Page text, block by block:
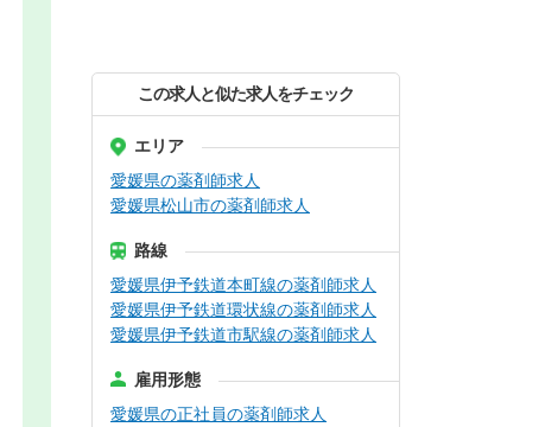
この求人と似た求人をチェック
エリア
愛媛県の薬剤師求人
愛媛県松山市の薬剤師求人
路線
愛媛県伊予鉄道本町線の薬剤師求人
愛媛県伊予鉄道環状線の薬剤師求人
愛媛県伊予鉄道市駅線の薬剤師求人
雇用形態
愛媛県の正社員の薬剤師求人